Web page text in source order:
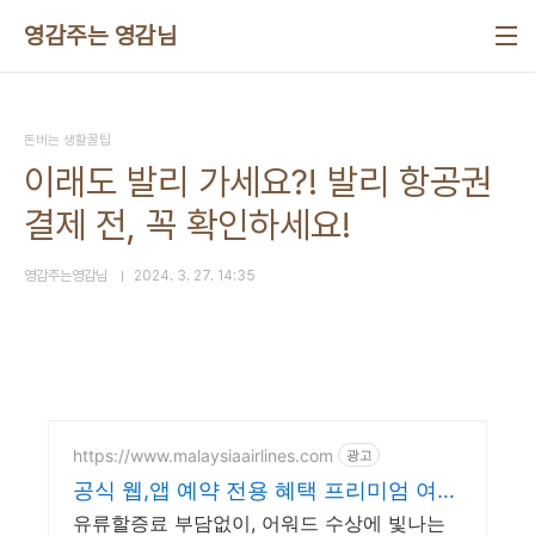
영감주는 영감님
돈버는 생활꿀팁
이래도 발리 가세요?! 발리 항공권
결제 전, 꼭 확인하세요!
영감주는영감님 2024. 3. 27. 14:35
https://www.malaysiaairlines.com 광고
공식 웹,앱 예약 전용 혜택 프리미엄 여정
의 시작
유류할증료 부담없이, 어워드 수상에 빛나는